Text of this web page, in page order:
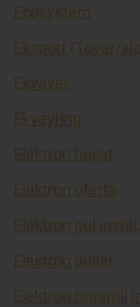
Ecosystem
Eksport (Tovar/
Ekvayer
Ekvayring
Elektron hujjat
Elektron oferta
Elektron pul
Elektron pullar
Elektron raqamli